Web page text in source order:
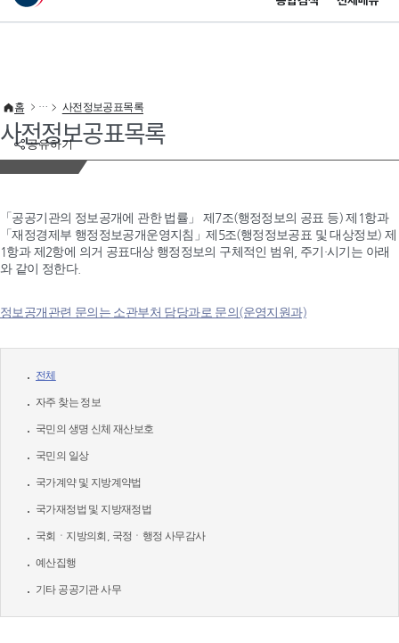
이 누리집은 대한민국 공식 전자정부 누리집입니다.
공유하기
홈 사전정보공표목록
사전정보공표목록
「공공기관의 정보공개에 관한 법률」 제7조(행정정보의 공표 등) 제1항과
「재정경제부 행정정보공개운영지침」제5조(행정정보공표 및 대상정보) 제
1항과 제2항에 의거 공표대상 행정정보의 구체적인 범위, 주기·시기는 아래
와 같이 정한다.
정보공개관련 문의는 소관부처 담당과로 문의(운영지원과)
전체
자주 찾는 정보
국민의 생명 신체 재산보호
국민의 일상
국가계약 및 지방계약법
국가재정법 및 지방재정법
국회ㆍ지방의회, 국정ㆍ행정 사무감사
예산집행
기타 공공기관 사무